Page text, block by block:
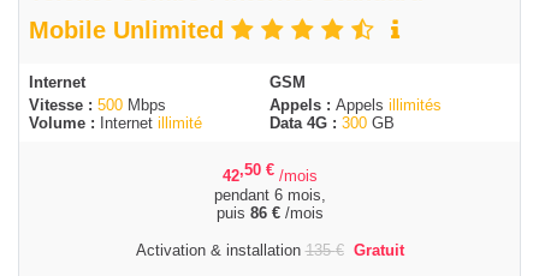
Mobile Unlimited
Internet
Vitesse : 500 Mbps
Volume :
Internet illimité
GSM
Appels : Appels illimités
Data 4G : 300 GB
42,50 € /mois
pendant 6 mois,
puis 86 €/mois
Activation & installation135€ Gratuit